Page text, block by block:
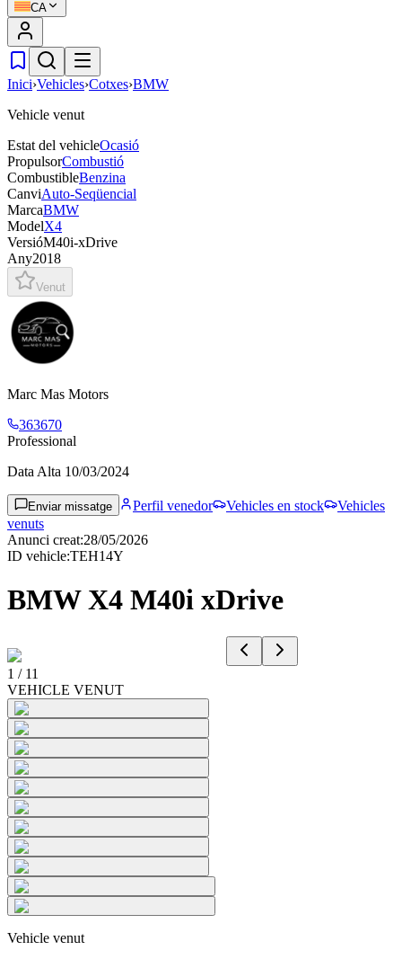
CA
Inici›Vehicles›Cotxes›BMW
Vehicle venut
Estat del vehicleOcasió
PropulsorCombustió
CombustibleBenzina
CanviAuto-Seqüencial
MarcaBMW
ModelX4
VersióM40i-xDrive
Any2018
Venut
Marc Mas Motors
363670
Professional
Data Alta 10/03/2024
Enviar missatge Perfil venedor Vehicles en stock
Vehicles
venuts
Anunci creat:28/05/2026
ID vehicle:TEH14Y
BMW X4 M40i xDrive
1 / 11
VEHICLE VENUT
Vehicle venut